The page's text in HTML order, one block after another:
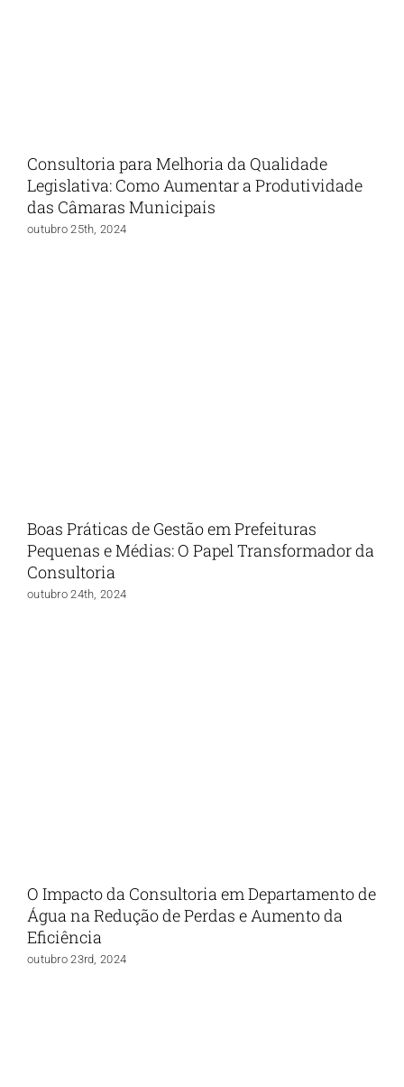
Consultoria para Melhoria da Qualidade
Legislativa: Como Aumentar a Produtividade
das Câmaras Municipais
outubro 25th, 2024
Boas Práticas de Gestão em Prefeituras
Pequenas e Médias: O Papel Transformador da
Consultoria
outubro 24th, 2024
O Impacto da Consultoria em Departamento de
Água na Redução de Perdas e Aumento da
Eficiência
outubro 23rd, 2024